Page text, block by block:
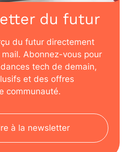
du futur
du futur directement
Abonnez-vous pour
tech de demain,
et des offres
communauté.
à la newsletter